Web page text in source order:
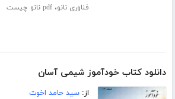
فناوری نانو،pdf نانو چیست
دانلود کتاب خودآموز شیمی آسان
از:سید حامد اخوت